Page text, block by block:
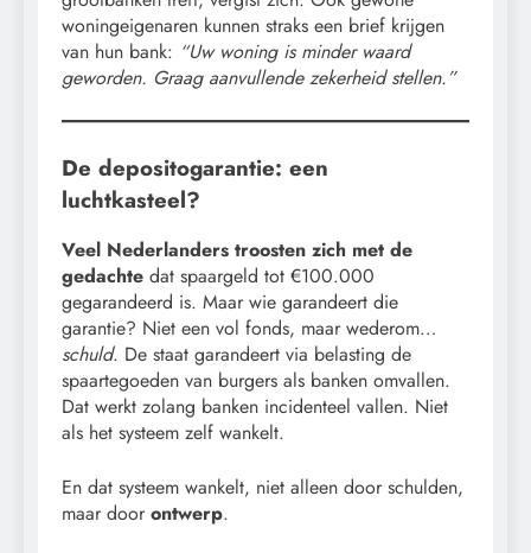
woningeigenaren kunnen straks een brief krijgen
van hun bank: “Uw woning is minder waard
geworden. Graag aanvullende zekerheid stellen.”
De depositogarantie: een
luchtkasteel?
Veel Nederlanders troosten zich met de
gedachte dat spaargeld tot €100.000
gegarandeerd is. Maar wie garandeert die
garantie? Niet een vol fonds, maar wederom…
schuld. De staat garandeert via belasting de
spaartegoeden van burgers als banken omvallen.
Dat werkt zolang banken incidenteel vallen. Niet
als het systeem zelf wankelt.
En dat systeem wankelt, niet alleen door schulden,
maar door ontwerp.